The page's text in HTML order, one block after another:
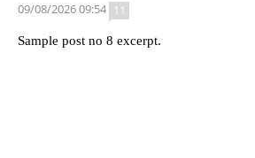
09/08/2026 09:54 11
Sample post no 8 excerpt.